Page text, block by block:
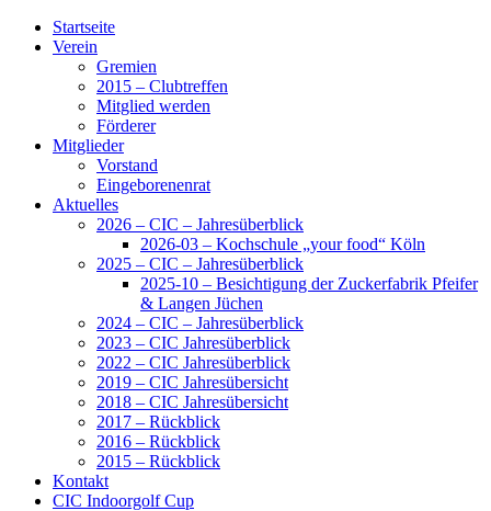
Startseite
Verein
Gremien
2015 – Clubtreffen
Mitglied werden
Förderer
Mitglieder
Vorstand
Eingeborenenrat
Aktuelles
2026 – CIC – Jahresüberblick
2026-03 – Kochschule „your food“ Köln
2025 – CIC – Jahresüberblick
2025-10 – Besichtigung der Zuckerfabrik Pfeifer
& Langen Jüchen
2024 – CIC – Jahresüberblick
2023 – CIC Jahresüberblick
2022 – CIC Jahresüberblick
2019 – CIC Jahresübersicht
2018 – CIC Jahresübersicht
2017 – Rückblick
2016 – Rückblick
2015 – Rückblick
Kontakt
CIC Indoorgolf Cup